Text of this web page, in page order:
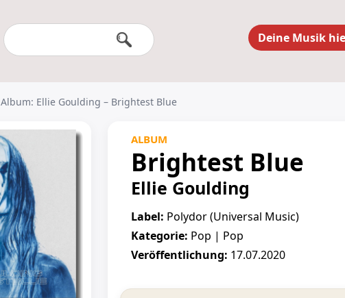
Deine Musik
Album: Ellie Goulding – Brightest Blue
ALBUM
Brightest Blue
Ellie Goulding
Label: Polydor (Universal Music)
Kategorie: Pop | Pop
Veröffentlichung: 17.07.2020